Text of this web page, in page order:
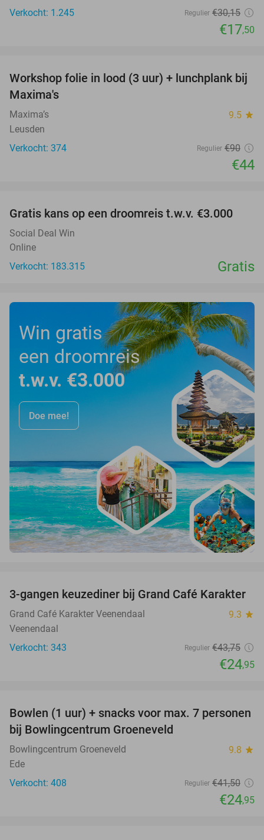
Verkocht: 1.245 Regulier €30,15
€17,50
51%
Workshop folie in lood (3 uur) + lunchplank bij
Maxima's
Maxima’s 9.5 star
Leusden
Verkocht: 374
Regulier €90
€44
Gratis kans op een droomreis t.w.v. €3.000
Social Deal Win
Online
Verkocht: 183.315
Gratis
Win gratis
een droomreis
t.w.v. €3.000
Doe mee!
43%
3-gangen keuzediner bij Grand Café Karakter
Grand Café Karakter Veenendaal 9.3 star
Veenendaal
Verkocht: 343
Regulier €43,75
€24,95
40%
Bowlen (1 uur) + snacks voor max. 7 personen
bij Bowlingcentrum Groeneveld
Bowlingcentrum Groeneveld 9.8 star
Ede
Verkocht: 408
Regulier €41,50
€24,95